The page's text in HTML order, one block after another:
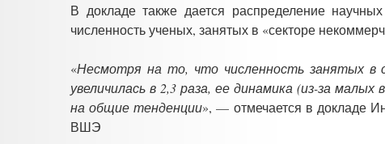
В докладе также дается распределение
численность ученых, занятых в «секторе
«Несмотря на то, что численность занятых в
увеличилась в 2,3 раза, ее динамика (из-за
на общие тенденции», — отмечается в докладе
ВШЭ